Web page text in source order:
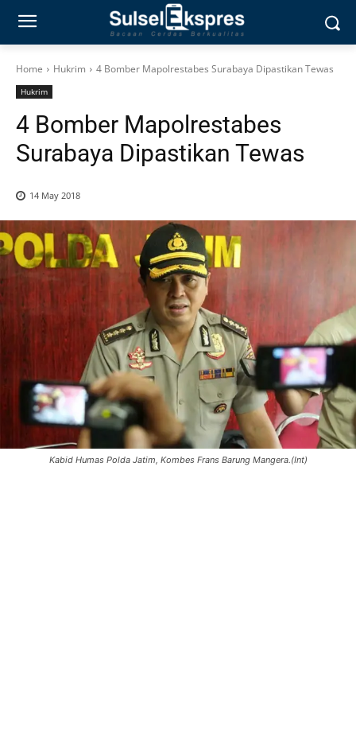
Home Hukrim 4 Bomber Mapolrestabes Surabaya Dipastikan Tewas
Hukrim
4 Bomber Mapolrestabes
Surabaya Dipastikan Tewas
14 May 2018
Kabid Humas Polda Jatim, Kombes Frans Barung Mangera.(Int)